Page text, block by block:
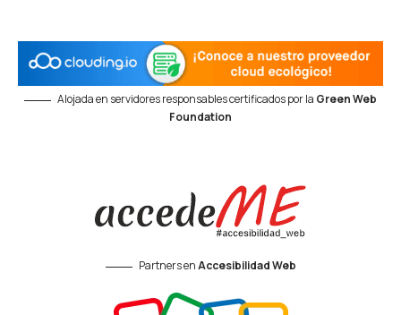
Alojada en servidores responsables certificados por la Green Web
Foundation
Partners enAccesibilidad Web